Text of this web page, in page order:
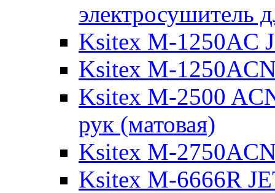
электросушитель
Ksitex M-1250AC
Ksitex M-
Ksitex M-2500
рук (матовая)
Ksitex M-
Ksitex M-6666R